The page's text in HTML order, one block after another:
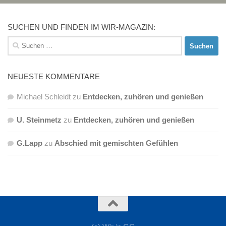
SUCHEN UND FINDEN IM WIR-MAGAZIN:
Suchen
nach:
NEUESTE KOMMENTARE
Michael Schleidt zu Entdecken, zuhören und genießen
U. Steinmetz zu Entdecken, zuhören und genießen
G.Lapp zu Abschied mit gemischten Gefühlen